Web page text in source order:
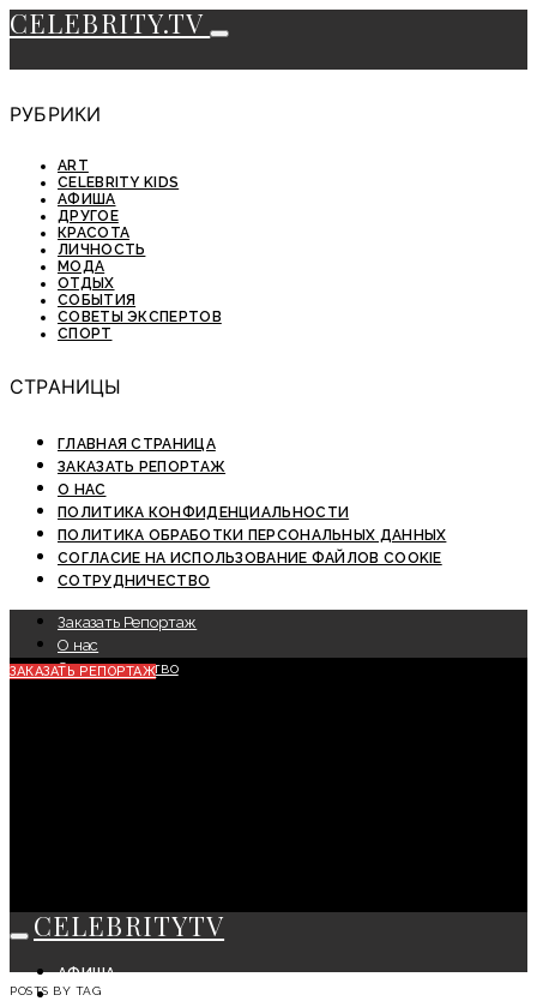
CELEBRITY.TV
РУБРИКИ
ART
CELEBRITY KIDS
АФИША
ДРУГОЕ
КРАСОТА
ЛИЧНОСТЬ
МОДА
ОТДЫХ
СОБЫТИЯ
СОВЕТЫ ЭКСПЕРТОВ
СПОРТ
СТРАНИЦЫ
ГЛАВНАЯ СТРАНИЦА
ЗАКАЗАТЬ РЕПОРТАЖ
О НАС
ПОЛИТИКА КОНФИДЕНЦИАЛЬНОСТИ
ПОЛИТИКА ОБРАБОТКИ ПЕРСОНАЛЬНЫХ ДАННЫХ
СОГЛАСИЕ НА ИСПОЛЬЗОВАНИЕ ФАЙЛОВ COOKIE
СОТРУДНИЧЕСТВО
Заказать Репортаж
О нас
Сотрудничество
ЗАКАЗАТЬ РЕПОРТАЖ
CELEBRITYTV
АФИША
СОБЫТИЯ
POSTS BY TAG